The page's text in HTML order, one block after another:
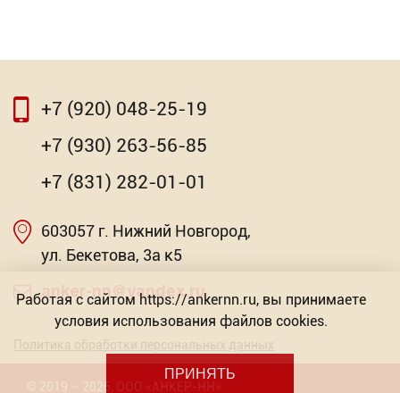
⇦
Петля каплевидная (с подшипником)
368.55Р
-
В КОРЗИНУ
⇨
⇦
Насадка для МФИ ЗУБР DIAMOND керамика,
мрамор, стекло
Торговых предложений: 2
от 603.57Р
+7 (920) 048-25-19
+7 (930) 263-56-85
+7 (831) 282-01-01
603057 г. Нижний Новгород,
ул. Бекетова, 3а к5
anker-nn@yandex.ru
Политика обработки персональных данных
© 2019 – 2026 ООО «АНКЕР-НН»
Работая с сайтом https://ankernn.ru, вы принимаете
условия использования файлов cookies.
ПРИНЯТЬ